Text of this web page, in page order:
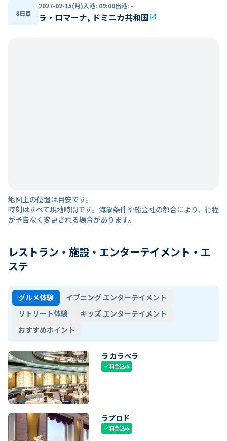
8日目
2027-02-15(月)入港: 09:00出港: -
ラ・ロマーナ, ドミニカ共和国open_in_new
地図上の位置は目安です。
時刻はすべて現地時間です。海象条件や船会社の都合により、行程
が予告なく変更される場合があります。
レストラン・施設・エンターテイメント・エ
ステ
グルメ体験
イブニング エンターテイメント
リトリート体験
キッズ エンターテイメント
おすすめポイント
ラ カラベラ
check料金込み
ラプロド
check料金込み